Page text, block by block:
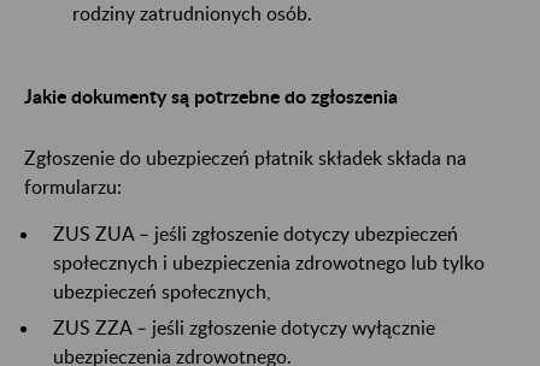
rodziny zatrudnionych osób.
Jakie dokumenty są potrzebne do zgłoszenia
Zgłoszenie do ubezpieczeń płatnik składek składa na
formularzu:
ZUS ZUA – jeśli zgłoszenie dotyczy ubezpieczeń
społecznych i ubezpieczenia zdrowotnego lub tylko
ubezpieczeń społecznych,
ZUS ZZA – jeśli zgłoszenie dotyczy wyłącznie
ubezpieczenia zdrowotnego.